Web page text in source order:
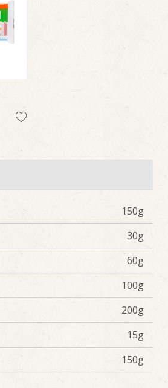
150g
30g
60g
100g
200g
15g
150g